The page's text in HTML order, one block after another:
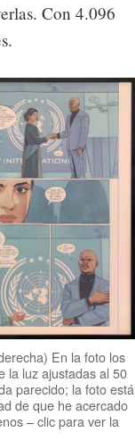
Con 4.096
En la foto los
la luz ajustadas al 50
parecido; la foto está
de que he acercado
– clic para ver la